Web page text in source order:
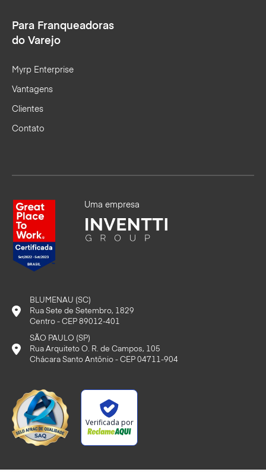
Para Franqueadoras
do Varejo
Myrp Enterprise
Vantagens
Clientes
Contato
Uma empresa
BLUMENAU (SC)
Rua Sete de Setembro, 1829
Centro - CEP 89012-401
SÃO PAULO (SP)
Rua Arquiteto O. R. de Campos, 105
Chácara Santo Antônio - CEP 04711-904
Verificada por